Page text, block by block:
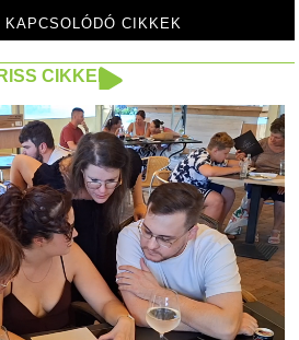
KAPCSOLÓDÓ CIKKEK
CIKKEI